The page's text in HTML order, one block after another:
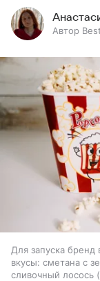
Автор
Для запуска бренд
вкусы: сметана с
сливочный лосось